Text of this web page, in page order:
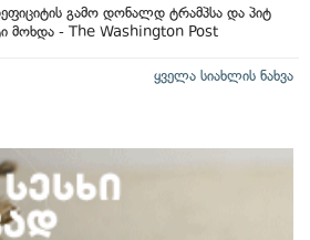
გამო დონალდ ტრამპსა და პიტ
მოხდა - The Washington Post
ყველა სიახლის ნახვა